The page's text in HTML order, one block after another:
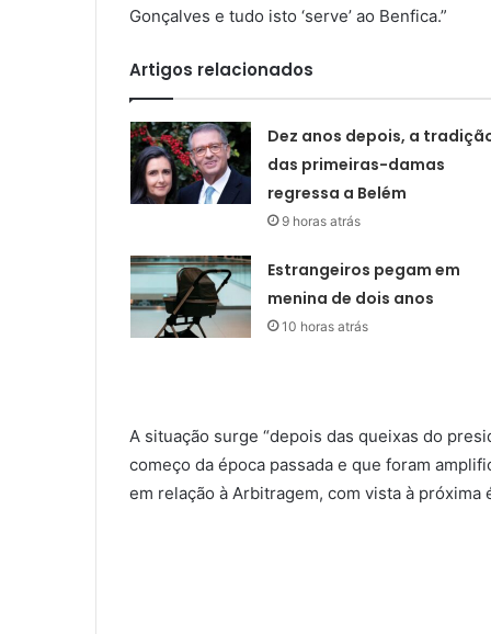
Gonçalves e tudo isto ‘serve’ ao Benfica.”
Artigos relacionados
Dez anos depois, a
das primeiras-damas
regressa a Belém
9 horas atrás
Estrangeiros pegam em
menina de dois anos
10 horas atrás
A situação surge “depois das queixas do
começo da época passada e que foram
em relação à Arbitragem, com vista à próxima